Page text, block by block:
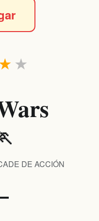
★
DE ACCIÓN